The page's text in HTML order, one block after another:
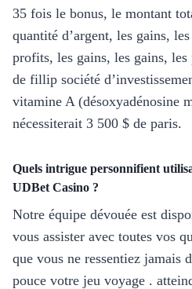
35 fois le bonus, le montant
quantité d’argent, les gains,
profits, les gains, les gains,
de fillip société
vitamine A (désoxyadénosine
nécessiterait 3 500 $ de paris.
Quels intrigue personnifient
UDBet Casino ?
Notre équipe dévouée est
vous assister avec toutes vos
que vous ne ressentiez jamais
pouce votre jeu voyage .